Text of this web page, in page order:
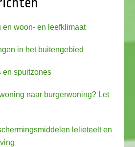
en woon- en leefklimaat
in het buitengebied
en spuitzones
naar burgerwoning? Let
lelieteelt en